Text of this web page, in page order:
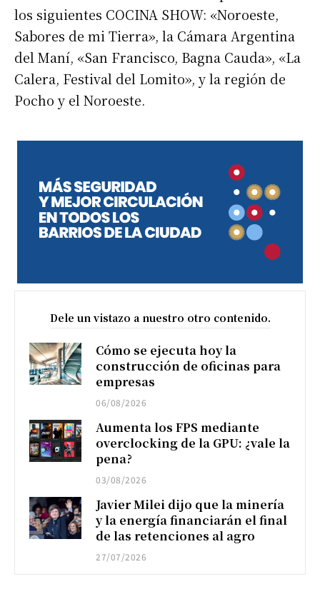
los siguientes COCINA SHOW: «Noroeste,
Sabores de mi Tierra», la Cámara Argentina
del Maní, «San Francisco, Bagna Cauda», «La
Calera, Festival del Lomito», y la región de
Pocho y el Noroeste.
Dele un vistazo a nuestro otro contenido.
Cómo se ejecuta hoy la
construcción de oficinas para
empresas
06/08/2026
Aumenta los FPS mediante
overclocking de la GPU: ¿vale la
pena?
03/08/2026
Javier Milei dijo que la minería
y la energía financiarán el final
de las retenciones al agro
27/07/2026